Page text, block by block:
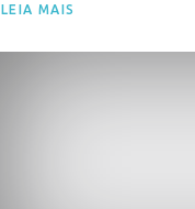
LEIA MAIS
Eventos